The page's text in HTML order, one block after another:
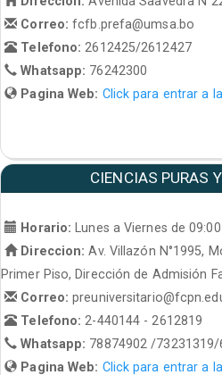
Correo:fcfb.prefa@umsa.bo
Telefono:2612425/2612427
Whatsapp: 76242300
Pagina Web: Click para entrar a
CIENCIAS PURAS
Horario:
Lunes a Viernes de
Direccion: Av. Villazón N°1995,
Primer Piso, Dirección de Admisión
Correo:
Telefono: 2-440144 - 2612819
Whatsapp: 78874902 /73231319/
Pagina Web: Click para entrar a